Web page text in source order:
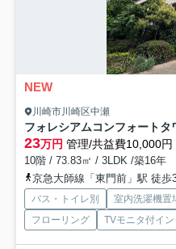
NEW
川崎市川崎区中瀬
フォレシアムコンフォートタ
23万円 管理/共益費10,000円
10階 / 73.83㎡ / 3LDK /築16年
京急大師線「東門前」駅 徒歩
バス・トイレ別 室内洗濯機置
フローリング
TVモニタ付イ